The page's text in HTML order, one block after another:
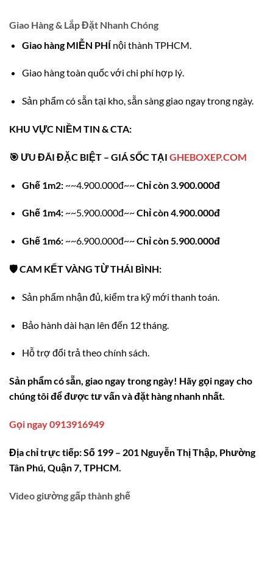
Giao Hàng & Lắp Đặt Nhanh Chóng
Giao hàng MIỄN PHÍnội thành TPHCM.
Giao hàng toàn quốc với chi phí hợp lý.
Sản phẩm có sẵn tại kho, sẵn sàng giao ngay trong ngày.
KHU VỰC NIỀM TIN & CTA:
🎯 ƯU ĐÃI ĐẶC BIỆT – GIÁ SỐC TẠI GHEBOXEP.COM
Ghế 1m2:~~4.900.000đ~~Chỉ còn 3.900.000đ
Ghế 1m4:~~5.900.000đ~~Chỉ còn 4.900.000đ
Ghế 1m6:~~6.900.000đ~~Chỉ còn 5.900.000đ
🛡️ CAM KẾT VÀNG TỪ THÁI BÌNH:
Sản phẩm nhận đủ, kiểm tra kỹ mới thanh toán.
Bảo hành dài hạn lên đến 12 tháng.
Hỗ trợ đổi trả theo chính sách.
Sản phẩm có sẵn, giao ngay trong ngày! Hãy gọi ngay cho
chúng tôi để được tư vấn và đặt hàng nhanh nhất.
Gọi ngay 0913916949
Địa chỉ trực tiếp: Số 199 – 201 Nguyễn Thị Thập, Phường
Tân Phú, Quận 7, TPHCM.
Video giường gấp thành ghế